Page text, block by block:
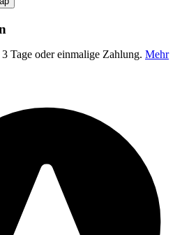
Tage oder einmalige Zahlung. Mehr